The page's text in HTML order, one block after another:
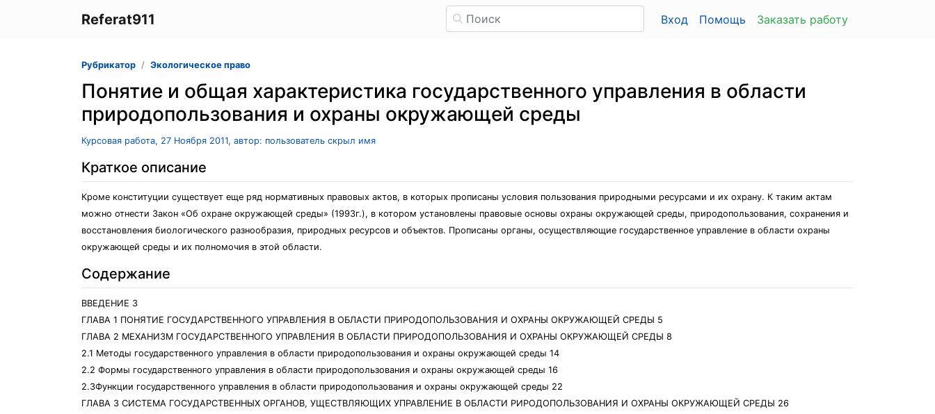
Referat911 Вход Помощь Заказать работу
Рубрикатор Экологическое право
Понятие и общая характеристика государственного управления в области
природопользования и охраны окружающей среды
Курсовая работа, 27 Ноября 2011, автор: пользователь скрыл имя
Краткое описание
Кроме конституции существует еще ряд нормативных правовых актов, в которых прописаны условия пользования природными ресурсами и их охрану. К таким актам
можно отнести Закон «Об охране окружающей среды» (1993г.), в котором установлены правовые основы охраны окружающей среды, природопользования, сохранения и
восстановления биологического разнообразия, природных ресурсов и объектов. Прописаны органы, осуществляющие государственное управление в области охраны
окружающей среды и их полномочия в этой области.
Содержание
ВВЕДЕНИЕ 3
ГЛАВА 1 ПОНЯТИЕ ГОСУДАРСТВЕННОГО УПРАВЛЕНИЯ В ОБЛАСТИ ПРИРОДОПОЛЬЗОВАНИЯ И ОХРАНЫ ОКРУЖАЮЩЕЙ СРЕДЫ 5
ГЛАВА 2 МЕХАНИЗМ ГОСУДАРСТВЕННОГО УПРАВЛЕНИЯ В ОБЛАСТИ ПРИРОДОПОЛЬЗОВАНИЯ И ОХРАНЫ ОКРУЖАЮЩЕЙ СРЕДЫ 8
2.1 Методы государственного управления в области природопользования и охраны окружающей среды 14
2.2 Формы государственного управления в области природопользования и охраны окружающей среды 16
2.3Функции государственного управления в области природопользования и охраны окружающей среды 22
ГЛАВА 3 СИСТЕМА ГОСУДАРСТВЕННЫХ ОРГАНОВ, УЩЕСТВЛЯЮЩИХ УПРАВЛЕНИЕ В ОБЛАСТИ РИРОДОПОЛЬЗОВАНИЯ И ОХРАНЫ ОКРУЖАЮЩЕЙ СРЕДЫ 26